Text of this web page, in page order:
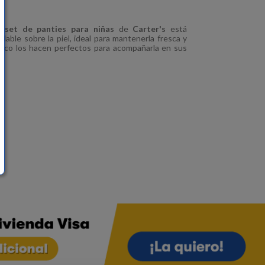
set de panties para niñas de Carter's está
sobre la piel, ideal para mantenerla fresca y
los hacen perfectos para acompañarla en sus